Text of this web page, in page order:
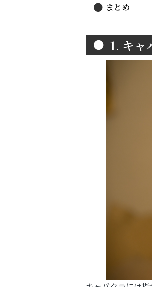
まとめ
1. キャ